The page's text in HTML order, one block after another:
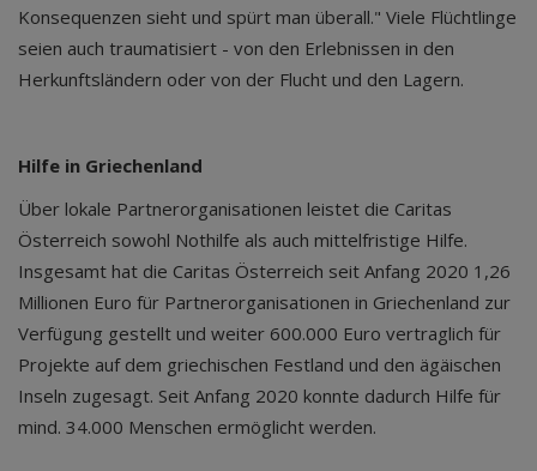
Konsequenzen sieht und spürt man überall." Viele Flüchtlinge
seien auch traumatisiert - von den Erlebnissen in den
Herkunftsländern oder von der Flucht und den Lagern.
Hilfe in Griechenland
Über lokale Partnerorganisationen leistet die Caritas
Österreich sowohl Nothilfe als auch mittelfristige Hilfe.
Insgesamt hat die Caritas Österreich seit Anfang 2020 1,26
Millionen Euro für Partnerorganisationen in Griechenland zur
Verfügung gestellt und weiter 600.000 Euro vertraglich für
Projekte auf dem griechischen Festland und den ägäischen
Inseln zugesagt. Seit Anfang 2020 konnte dadurch Hilfe für
mind. 34.000 Menschen ermöglicht werden.